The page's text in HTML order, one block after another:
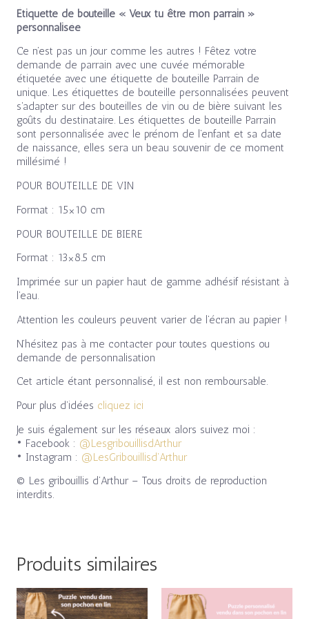
Étiquette de bouteille « Veux tu être mon parrain »
personnalisée
Ce n’est pas un jour comme les autres ! Fêtez votre
demande de parrain avec une cuvée mémorable
étiquetée avec une étiquette de bouteille Parrain de
unique. Les étiquettes de bouteille personnalisées peuvent
s’adapter sur des bouteilles de vin ou de bière suivant les
goûts du destinataire. Les étiquettes de bouteille Parrain
sont personnalisée avec le prénom de l’enfant et sa date
de naissance, elles sera un beau souvenir de ce moment
millésimé !
POUR BOUTEILLE DE VIN
Format : 15×10 cm
POUR BOUTEILLE DE BIERE
Format : 13×8.5 cm
Imprimée sur un papier haut de gamme adhésif résistant à
l’eau.
Attention les couleurs peuvent varier de l’écran au papier !
N’hésitez pas à me contacter pour toutes questions ou
demande de personnalisation
Cet article étant personnalisé, il est non remboursable.
Pour plus d’idées cliquez ici
Je suis également sur les réseaux alors suivez moi :
• Facebook : @LesgribouillisdArthur
• Instagram : @LesGribouillisd’Arthur
© Les gribouillis d’Arthur – Tous droits de reproduction
interdits.
Produits similaires
Plage
de
de